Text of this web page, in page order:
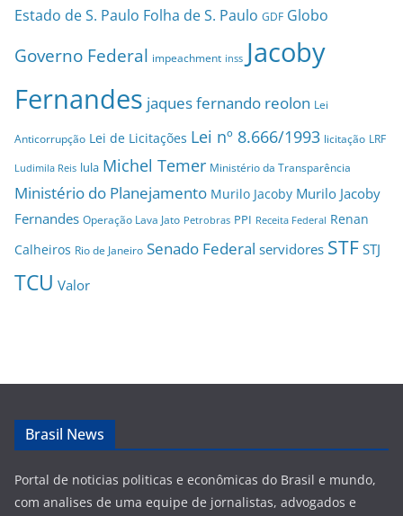
Estado de S. Paulo Folha de S. Paulo GDF Globo
Governo Federal impeachment inss Jacoby
Fernandes jaques fernando reolon Lei
Anticorrupção Lei de Licitações Lei nº 8.666/1993 licitação LRF
Ludimila Reis lula Michel Temer Ministério da Transparência
Ministério do Planejamento Murilo Jacoby Murilo Jacoby
Fernandes Operação Lava Jato Petrobras PPI Receita Federal Renan
Calheiros Rio de Janeiro Senado Federal servidores STF STJ
TCU Valor
Brasil News
Portal de noticias politicas e econômicas do Brasil e mundo,
com analises de uma equipe de jornalistas, advogados e